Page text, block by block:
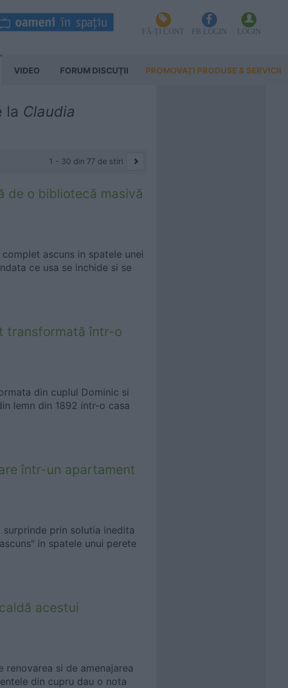
FĂ-ȚI CONT FB LOGIN LOGIN
VIDEO FORUM DISCUŢII PROMOVAȚI PRODUSE & SERVICII
la Claudia
1 - 30 din 77 de stiri
de o bibliotecă masivă
ascuns in spatele unei
ce usa se inchide si se
transformată într-o
din cuplul Dominic si
lemn din 1892 intr-o casa
într-un apartament
surprinde prin solutia inedita
in spatele unui perete
acestui
si de amenajarea
din cupru dau o nota